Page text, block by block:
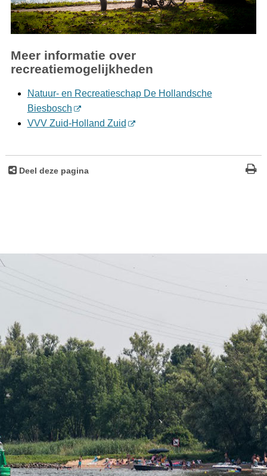
Meer informatie over
recreatiemogelijkheden
Natuur- en Recreatieschap De Hollandsche
Biesbosch
VVV Zuid-Holland Zuid
Deel deze pagina